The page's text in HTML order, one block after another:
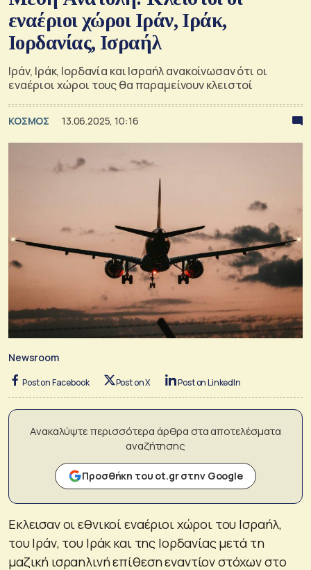
εναέριοι χώροι Ιράν, Ιράκ,
Ιορδανίας, Ισραήλ
Ιράν, Ιράκ, Ιορδανία και Ισραήλ ανακοίνωσαν ότι οι
εναέριοι χώροι τους θα παραμείνουν κλειστοί
ΚΟΣΜΟΣ 13.06.2025, 10:16
Newsroom
Post on Facebook Post on X Post on LinkedIn
Ανακαλύψτε περισσότερα άρθρα στα αποτελέσματα
αναζήτησης
Προσθήκη του ot.gr στην Google
Εκλεισαν οι εθνικοί εναέριοι χώροι του Ισραήλ,
του Ιράν, του Ιράκ και της Ιορδανίας μετά τη
μαζική ισραηλινή επίθεση εναντίον στόχων στο